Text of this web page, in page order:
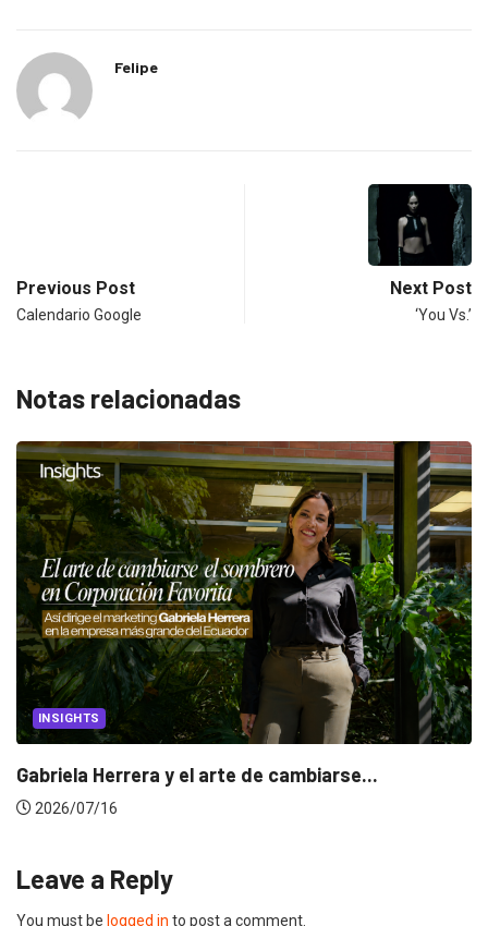
Felipe
Previous Post
Calendario Google
Next Post
‘You Vs.’
Notas relacionadas
CANNES LIONS 2026
Dos ecuatorianos en el jurado de Cannes...
Leave a Reply
You must be logged in to post a comment.